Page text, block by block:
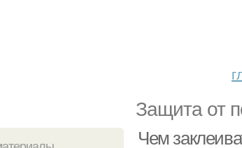
Защита от
Чем